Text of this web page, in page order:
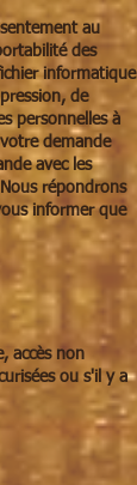
au
des
informatique
de
personnelles à
demande
avec les
répondrons
informer que
accès non
ou s'il y a